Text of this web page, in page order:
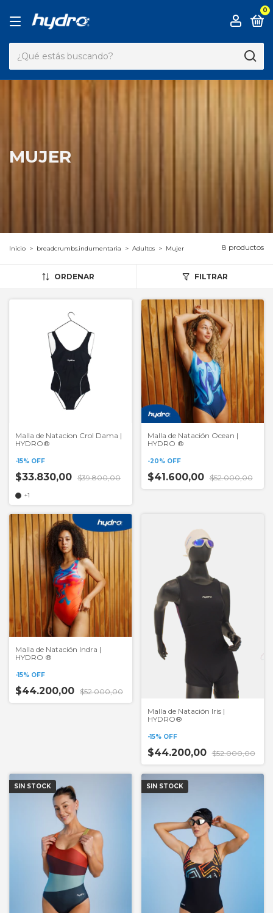
0
MUJER
Inicio > breadcrumbs.indumentaria > Adultos > Mujer 8 productos
ORDENAR FILTRAR
Malla de Natacion Crol Dama |
HYDRO®
-15% OFF
$33.830,00 $39.800,00
+1
Malla de Natación Ocean |
HYDRO ®
-20% OFF
$41.600,00 $52.000,00
Malla de Natación Indra |
HYDRO ®
-15% OFF
$44.200,00 $52.000,00
Malla de Natación Iris |
HYDRO®
-15% OFF
$44.200,00 $52.000,00
SIN STOCK SIN STOCK